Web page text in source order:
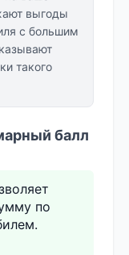
выгоды
с большим
такого
балл
по